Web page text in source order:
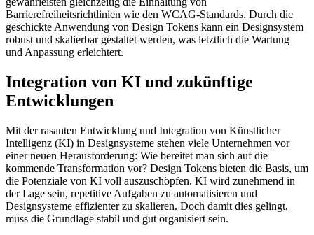
Barrierefreiheitsrichtlinien wie den WCAG-Standards. Durch die
geschickte Anwendung von Design Tokens kann ein Designsystem
robust und skalierbar gestaltet werden, was letztlich die Wartung
und Anpassung erleichtert.
Integration von KI und zukünftige
Entwicklungen
Mit der rasanten Entwicklung und Integration von Künstlicher
Intelligenz (KI) in Designsysteme stehen viele Unternehmen vor
einer neuen Herausforderung: Wie bereitet man sich auf die
kommende Transformation vor? Design Tokens bieten die Basis, um
die Potenziale von KI voll auszuschöpfen. KI wird zunehmend in
der Lage sein, repetitive Aufgaben zu automatisieren und
Designsysteme effizienter zu skalieren. Doch damit dies gelingt,
muss die Grundlage stabil und gut organisiert sein.